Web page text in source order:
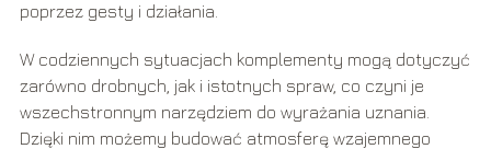
poprzez gesty i działania.
W codziennych sytuacjach komplementy mogą dotyczyć
zarówno drobnych, jak i istotnych spraw, co czyni je
wszechstronnym narzędziem do wyrażania uznania.
Dzięki nim możemy budować atmosferę wzajemnego